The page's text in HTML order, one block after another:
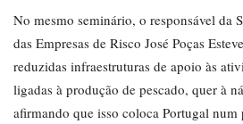
No mesmo seminário, o responsável da
das Empresas de Risco José Poças
reduzidas infraestruturas de apoio às
ligadas à produção de pescado, quer à
afirmando que isso coloca Portugal